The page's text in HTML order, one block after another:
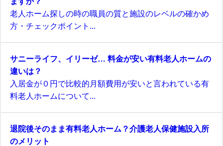
老人ホーム探しの時の職員の質と施設のレベルの確かめ
方・チェックポイント...
サニーライフ、イリーゼ… 料金が安い有料老人ホームの
違いは？
入居金が０円で比較的月額費用が安いと言われている有
料老人ホームについて...
退院後そのまま有料老人ホーム？介護老人保健施設入所
のメリット